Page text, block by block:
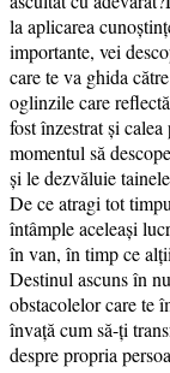
la aplicarea
importante, vei
care te va ghida
oglinzile care
fost înzestrat și
momentul să
și le dezvăluie
De ce atragi tot
întâmple aceleași
în van, în timp ce
Destinul ascuns în
obstacolelor care te
învață cum să-ți
despre propria